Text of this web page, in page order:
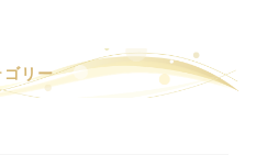
ゴリー